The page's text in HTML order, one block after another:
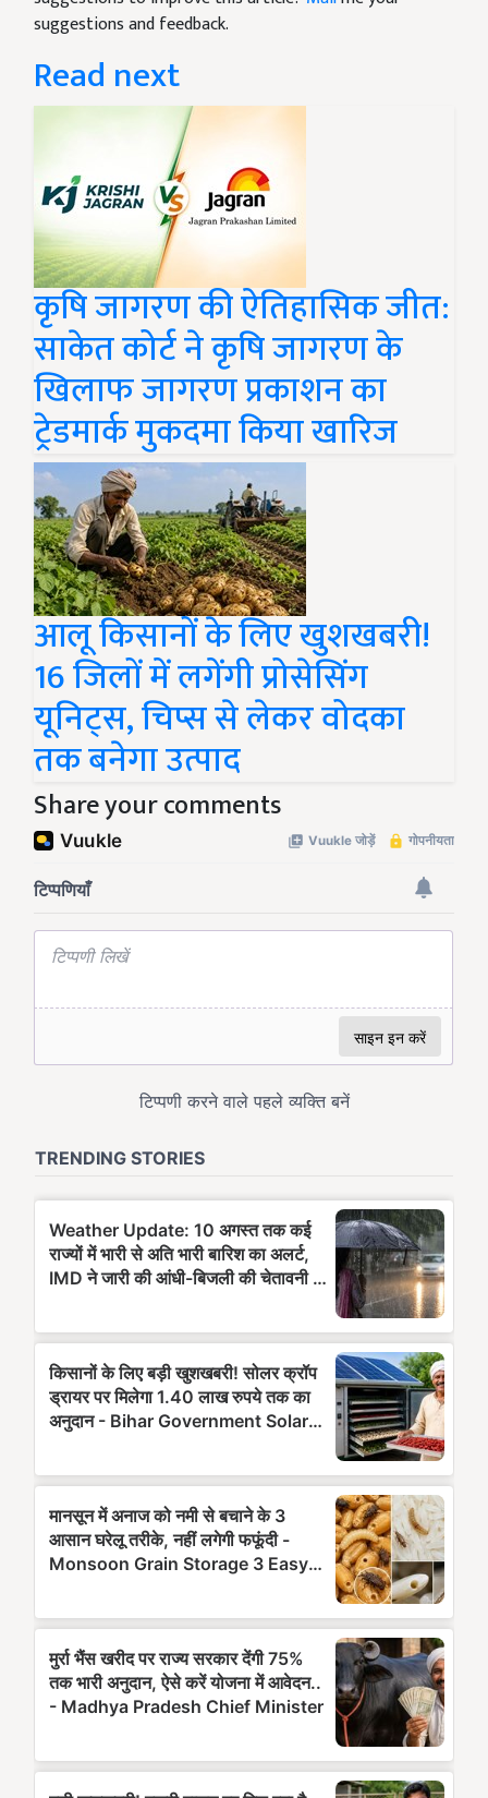
suggestions and feedback.
Read next
कृषि जागरण की ऐतिहासिक जीत:
साकेत कोर्ट ने कृषि जागरण के
खिलाफ जागरण प्रकाशन का
ट्रेडमार्क मुकदमा किया खारिज
आलू किसानों के लिए खुशखबरी!
16 जिलों में लगेंगी प्रोसेसिंग
यूनिट्स, चिप्स से लेकर वोदका
तक बनेगा उत्पाद
Share your comments